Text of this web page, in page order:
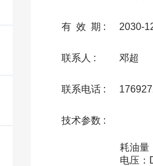
有 效 期 : 2030-
联系人 : 邓超
联系电话 :
技术参数 :
耗油量
电压：